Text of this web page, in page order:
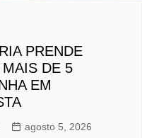
PRENDE
DE 5
EM
agosto 5, 2026